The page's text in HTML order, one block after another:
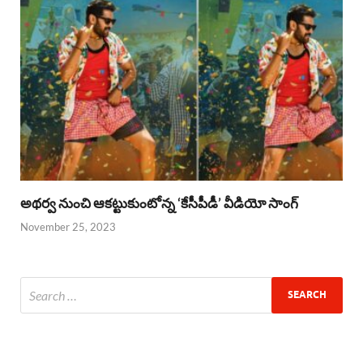
అథర్వ నుంచి ఆకట్టుకుంటోన్న ‘కేసీపీడీ’ వీడియో సాంగ్
November 25, 2023